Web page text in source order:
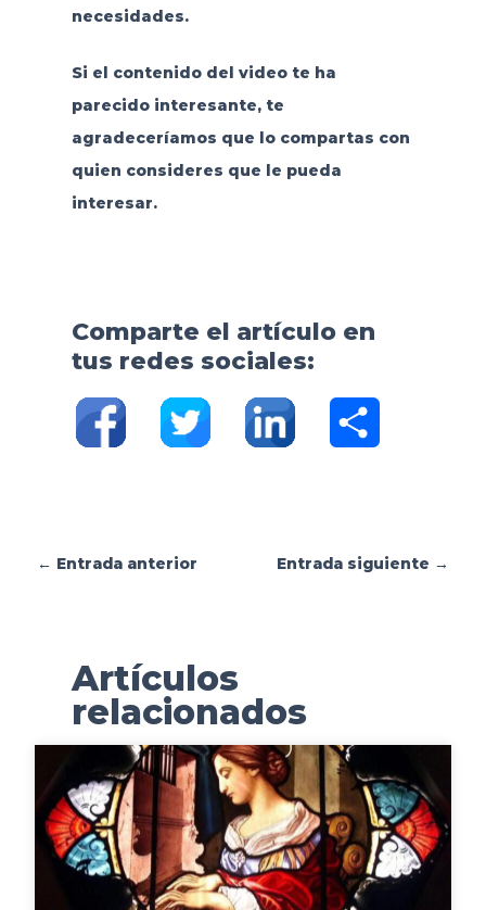
necesidades.
Si el contenido del video te ha
parecido interesante, te
agradeceríamos que lo compartas con
quien consideres que le pueda
interesar.
Comparte el artículo en
tus redes sociales:
p
i
r
← Entrada anterior Entrada siguiente →
Artículos
relacionados